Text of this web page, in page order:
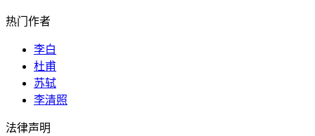
热门作者
李白
杜甫
苏轼
李清照
法律声明